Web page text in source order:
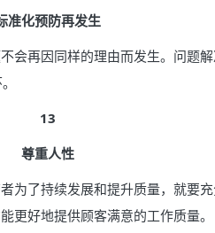
准化预防再发生
会再因同样的理由而发生。问题
13
尊重人性
为了持续发展和提升质量，就要充
更好地提供顾客满意的工作质量。